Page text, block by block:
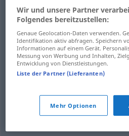
fähigsein,verstehen(how to do
Wir und unsere Partner
Folgendes bereitzustellen:
Genaue Geolocation-Daten verwenden.
Identifikation aktiv abfragen. Speichern
Informationen auf einem Gerät.
Messung von Werbung und Inhalten,
Entwicklung von Dienstleistungen.
Liste der Partner (Lieferanten)
Mehr Optionen